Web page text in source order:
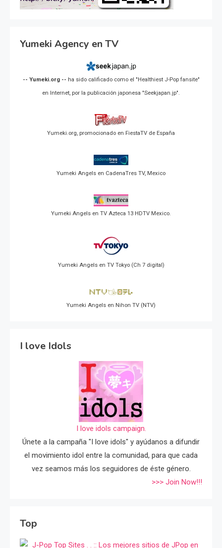
Yumeki Agency en TV
-- Yumeki.org -- ha sido calificado como el "Healthiest J-Pop fansite"
en Internet, por la publicación japonesa "Seekjapan.jp".
Yumeki.org, promocionado en FiestaTV de España
Yumeki Angels en CadenaTres TV, Mexico
Yumeki Angels en TV Azteca 13 HDTV Mexico.
Yumeki Angels en TV Tokyo (Ch 7 digital)
Yumeki Angels en Nihon TV (NTV)
I love Idols
I love idols campaign.
Únete a la campaña "I love idols" y ayúdanos a difundir
el movimiento idol entre la comunidad, para que cada
vez seamos más los seguidores de éste género.
>>> Join Now!!!
Top